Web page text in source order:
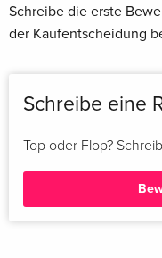
Schreibe die erste
der Kaufentscheidung
Schreibe eine
Top oder Flop?